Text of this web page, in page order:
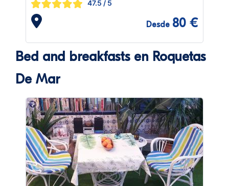
47.5 / 5
Desde 80 €
Bed and breakfasts en Roquetas
De Mar